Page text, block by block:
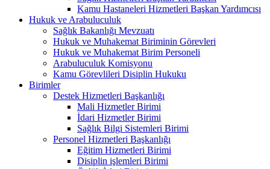
Kamu Hastaneleri Hizmetleri Başkan Yardımcısı
Hukuk ve Arabuluculuk
Sağlık Bakanlığı Mevzuatı
Hukuk ve Muhakemat Biriminin Görevleri
Hukuk ve Muhakemat Birim Personeli
Arabuluculuk Komisyonu
Kamu Görevlileri Disiplin Hukuku
Birimler
Destek Hizmetleri Başkanlığı
Mali Hizmetler Birimi
İdari Hizmetler Birimi
Sağlık Bilgi Sistemleri Birimi
Personel Hizmetleri Başkanlığı
Eğitim Hizmetleri Birimi
Disiplin işlemleri Birimi